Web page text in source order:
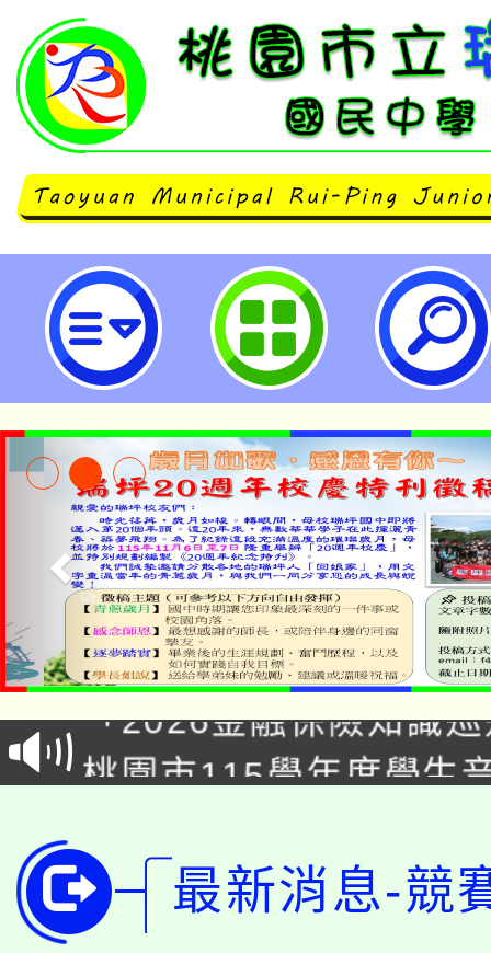
主旨：轉知財團法人紙風車文教基
車368鄉鎮市區兒童藝術工程－永
劇演出一案，請查照。-桃園市立
公告本校115學年度第
代理(課)教師甄選結果(
「2026金融保險知識
車」活動
桃園市115學年度學生
代理(課)教師甄選結果(
公告本校115學年度第
代理(課)教師甄選結果(
轉知中國文化大學推廣
最新消息-競